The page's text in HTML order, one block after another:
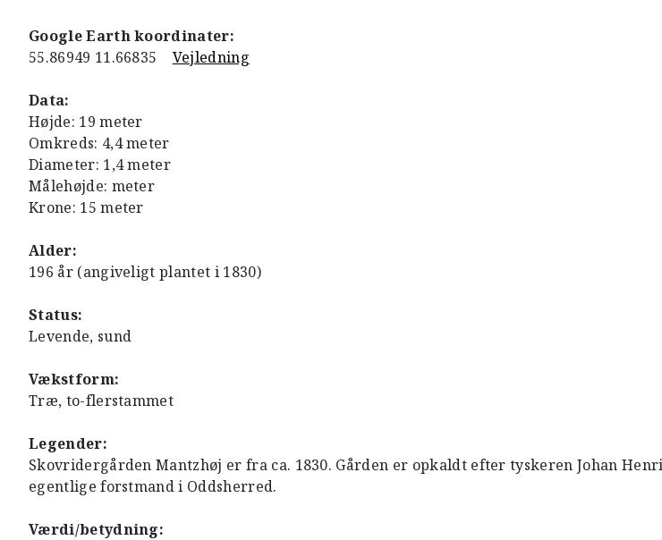
Google Earth koordinater:
55.86949 11.66835 Vejledning
Data:
Højde: 19 meter
Omkreds: 4,4 meter
Diameter: 1,4 meter
Målehøjde: meter
Krone: 15 meter
Alder:
196 år (angiveligt plantet i 1830)
Status:
Levende, sund
Vækstform:
Træ, to-flerstammet
Legender:
Skovridergården Mantzhøj er fra ca. 1830. Gården er opkaldt efter tyskeren Johan
egentlige forstmand i Oddsherred.
Værdi/betydning: